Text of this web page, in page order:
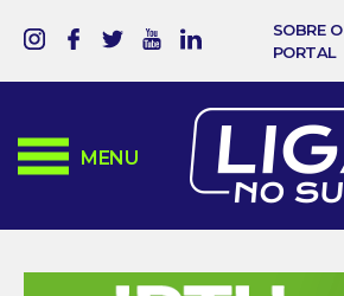
SOBRE O
PORTAL
MENU